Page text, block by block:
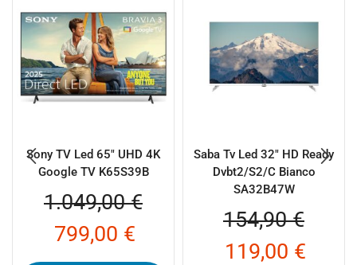
Sony TV Led 65″ UHD 4K
Google TV K65S39B
1.049,00€
799,00 €
Saba Tv Led 32″ HD Ready
Dvbt2/S2/C Bianco
SA32B47W
154,90€
119,00 €